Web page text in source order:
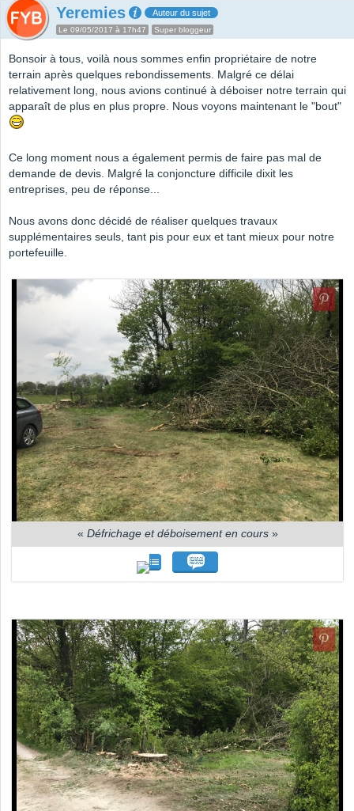
Yeremies Auteur du sujet
Le 09/05/2017 à 17h47 Super bloggeur
Bonsoir à tous, voilà nous sommes enfin propriétaire de notre
terrain après quelques rebondissements. Malgré ce délai
relativement long, nous avions continué à déboiser notre terrain qui
apparaît de plus en plus propre. Nous voyons maintenant le "bout"
Ce long moment nous a également permis de faire pas mal de
demande de devis. Malgré la conjoncture difficile dixit les
entreprises, peu de réponse...
Nous avons donc décidé de réaliser quelques travaux
supplémentaires seuls, tant pis pour eux et tant mieux pour notre
portefeuille.
« Défrichage et déboisement en cours»